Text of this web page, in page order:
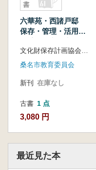
書
六華苑・西諸戸邸
保存・管理・活用基
桑名市教育委員会
新刊 在庫なし
古書 1 点
3,080 円
最近見た本